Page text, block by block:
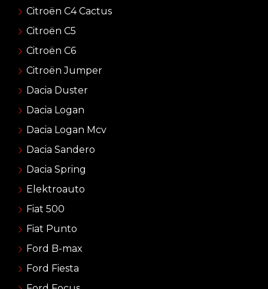
Citroën C4 Cactus
Citroën C5
Citroën C6
Citroën Jumper
Dacia Duster
Dacia Logan
Dacia Logan Mcv
Dacia Sandero
Dacia Spring
Elektroauto
Fiat 500
Fiat Punto
Ford B-max
Ford Fiesta